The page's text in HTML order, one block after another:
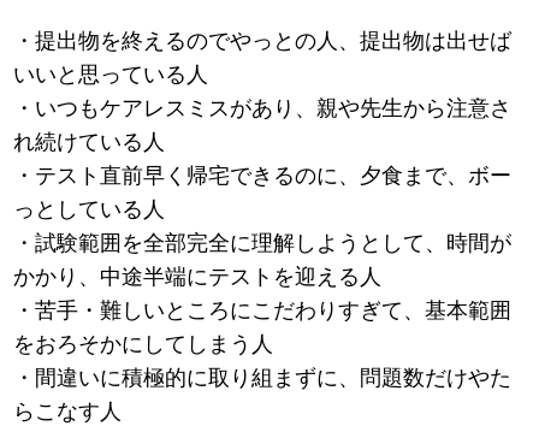
・提出物を終えるのでやっとの人、提出物は出せば
いいと思っている人
・いつもケアレスミスがあり、親や先生から注意さ
れ続けている人
・テスト直前早く帰宅できるのに、夕食まで、ボー
っとしている人
・試験範囲を全部完全に理解しようとして、時間が
かかり、中途半端にテストを迎える人
・苦手・難しいところにこだわりすぎて、基本範囲
をおろそかにしてしまう人
・間違いに積極的に取り組まずに、問題数だけやた
らこなす人